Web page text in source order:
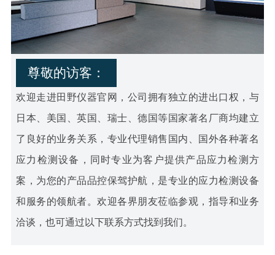
尊敬的访客：
欢迎走进田野仪器官网，公司拥有独立的进出口权，与
日本、美国、英国、瑞士、德国等国家著名厂商均建立
了良好的业务关系，专业代理销售国内、国外各种著名
应力检测设备，同时专业为客户提供产品应力检测方
案，为您的产品品控保驾护航，是专业的应力检测设备
和服务的领航者。欢迎各界朋友莅临参观，指导和业务
洽谈，也可通过以下联系方式找到我们。